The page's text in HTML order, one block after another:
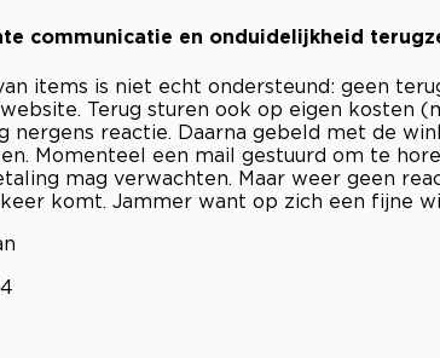
communicatie en onduidelijkheid
items is niet echt ondersteund: geen
Terug sturen ook op eigen kosten
nergens reactie. Daarna gebeld met de
Momenteel een mail gestuurd om te
mag verwachten. Maar weer geen
komt. Jammer want op zich een fijne